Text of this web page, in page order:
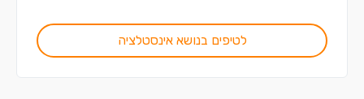
לטיפים בנושא אינסטלציה